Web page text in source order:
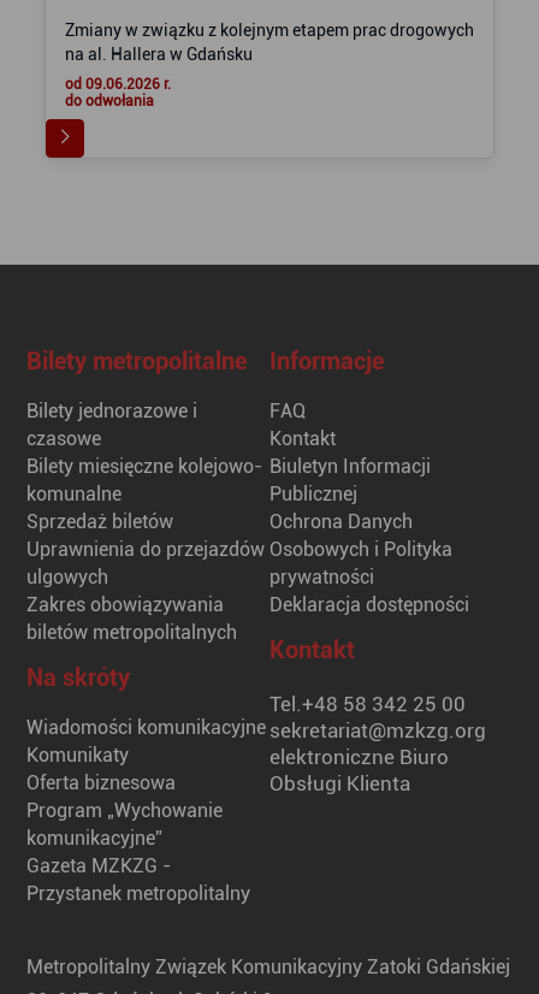
Zmiany w związku z kolejnym etapem prac drogowych
na al. Hallera w Gdańsku
od 09.06.2026 r.
do odwołania
Bilety metropolitalne
Bilety jednorazowe i
czasowe
Bilety miesięczne kolejowo-
komunalne
Sprzedaż biletów
Uprawnienia do przejazdów
ulgowych
Zakres obowiązywania
biletów metropolitalnych
Na skróty
Wiadomości komunikacyjne
Komunikaty
Oferta biznesowa
Program „Wychowanie
komunikacyjne”
Gazeta MZKZG -
Przystanek metropolitalny
Informacje
FAQ
Kontakt
Biuletyn Informacji
Publicznej
Ochrona Danych
Osobowych i Polityka
prywatności
Deklaracja dostępności
Kontakt
Tel.+48 58 342 25 00
sekretariat@mzkzg.org
elektroniczne Biuro
Obsługi Klienta
Metropolitalny Związek Komunikacyjny Zatoki Gdańskiej